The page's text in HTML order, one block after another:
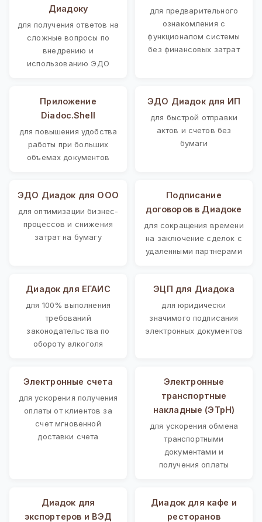
Диадоку
для получения ответов на
сложные вопросы по
внедрению и
использованию ЭДО
для предварительного
ознакомления с
функционалом системы
без финансовых затрат
Приложение
Diadoc.Shell
для повышения удобства
работы при больших
объемах документов
ЭДО Диадок для ИП
для быстрой отправки
актов и счетов без
бумаги
ЭДО Диадок для ООО
для оптимизации бизнес-
процессов и снижения
затрат на бумагу
Подписание
договоров в Диадоке
для сокращения времени
на заключение сделок с
удаленными партнерами
Диадок для ЕГАИС
для 100% выполнения
требований
законодательства по
обороту алкоголя
ЭЦП для Диадока
для юридически
значимого подписания
электронных документов
Электронные счета
для ускорения получения
оплаты от клиентов за
счет мгновенной
доставки счета
Электронные
транспортные
накладные (ЭТрН)
для ускорения обмена
транспортными
документами и
получения оплаты
Диадок для
экспортеров и ВЭД
Диадок для кафе и
ресторанов